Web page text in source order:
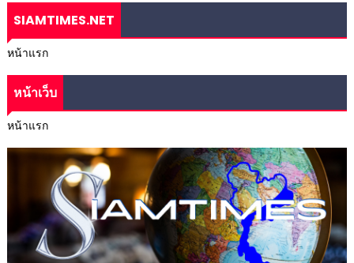
SIAMTIMES.NET
หน้าแรก
หน้าเว็บ
หน้าแรก